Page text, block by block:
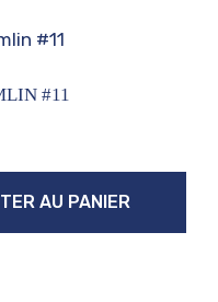
#11
AU PANIER